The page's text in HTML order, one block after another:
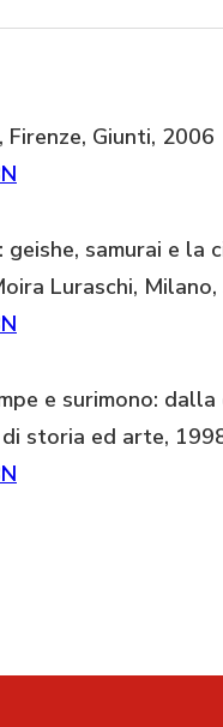
Firenze, Giunti, 2006
geishe, samurai e
Luraschi,
e surimono:
storia ed arte,